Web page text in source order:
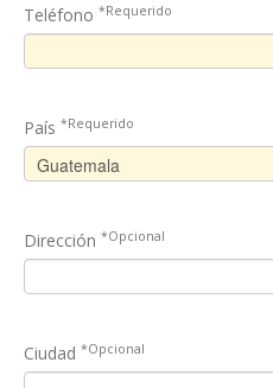
Teléfono *Requerido
País *Requerido
Dirección *Opcional
Ciudad *Opcional